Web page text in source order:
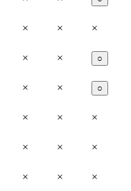
× ×
×
× × ○
× × ○
× ×
×
× ×
×
× ×
×